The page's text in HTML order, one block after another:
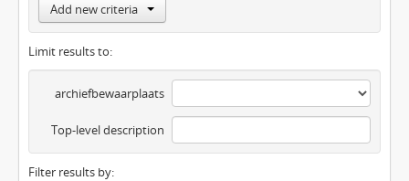
Add new criteria
Limit results to:
archiefbewaarplaats
Top-level description
Filter results by: